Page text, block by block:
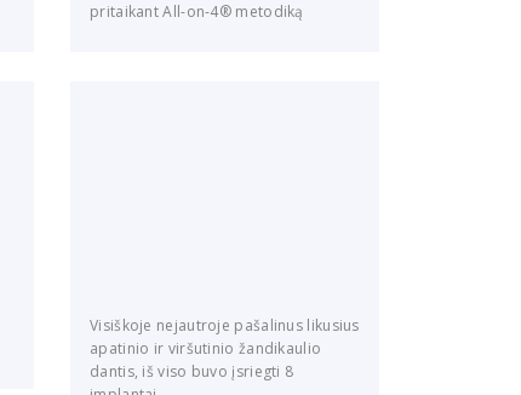
pritaikant All-on-4® metodiką
Visiškoje nejautroje pašalinus likusius
apatinio ir viršutinio žandikaulio
dantis, iš viso buvo įsriegti 8